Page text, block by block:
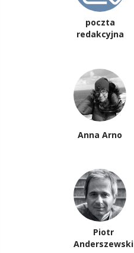
poczta
redakcyjna
Anna Arno
Piotr
Anderszewski